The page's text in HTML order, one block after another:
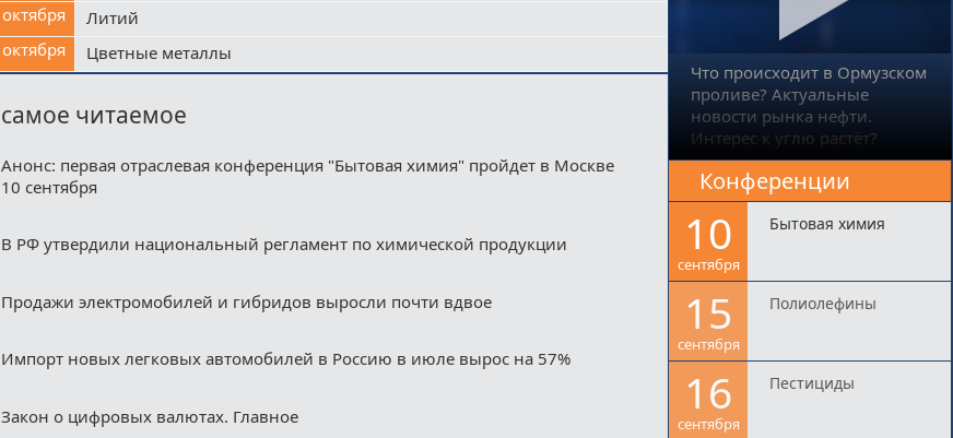
октября Литий
октября Цветные металлы
самое читаемое
Анонс: первая отраслевая конференция "Бытовая химия" пройдет в Москве
10 сентября
В РФ утвердили национальный регламент по химической продукции
Продажи электромобилей и гибридов выросли почти вдвое
Импорт новых легковых автомобилей в Россию в июле вырос на 57%
Закон о цифровых валютах. Главное
Что происходит в Ормузском
проливе? Актуальные
новости рынка нефти.
Интерес к углю растёт?
Конференции
10
сентября
Бытовая химия
15
сентября
Полиолефины
16
сентября
Пестициды